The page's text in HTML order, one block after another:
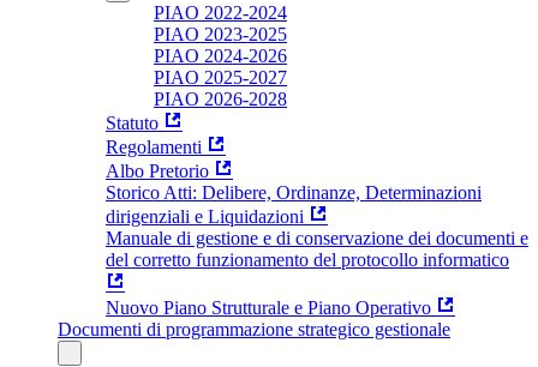
PIAO 2022-2024
PIAO 2023-2025
PIAO 2024-2026
PIAO 2025-2027
PIAO 2026-2028
Statuto
Regolamenti
Albo Pretorio
Storico Atti: Delibere, Ordinanze, Determinazioni
dirigenziali e Liquidazioni
Manuale di gestione e di conservazione dei documenti e
del corretto funzionamento del protocollo informatico
Nuovo Piano Strutturale e Piano Operativo
Documenti di programmazione strategico gestionale